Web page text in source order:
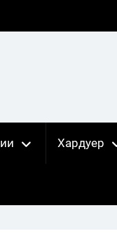
Хардуер